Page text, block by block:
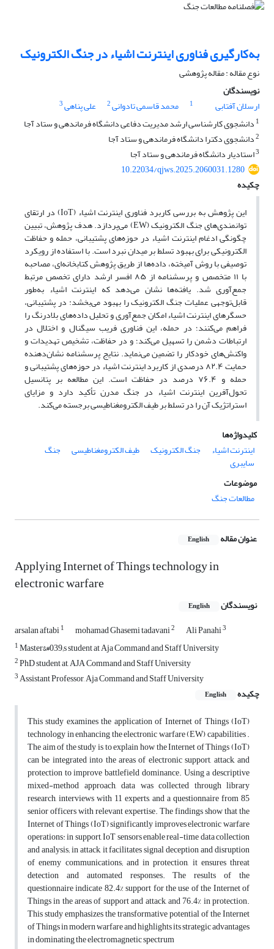
به‌کارگیری فناوری اینترنت اشیاء در جنگ الکترونیک
نوع مقاله : مقاله پژوهشی
نویسندگان
ارسلان آفتابی
1 محمد قاسمی تادوانی2 علی پناهی3
1 دانشجوی کارشناسی ارشد مدیریت دفاعی دانشگاه فرماندهی و ستاد آجا
2دانشجوی دکترا دانشگاه فرماندهی و ستاد آجا
3استادیار دانشگاه فرماندهی و ستاد آجا
10.22034/qjws.2025.2060031.1280
چکیده
این پژوهش به بررسی کاربرد فناوری اینترنت اشیاء (IoT) در ارتقای
توانمندی‌های جنگ الکترونیک (EW) می‌پردازد. هدف پژوهش، تبیین
چگونگی ادغام اینترنت اشیاء در حوزه‌های پشتیبانی، حمله و حفاظت
الکترونیکی برای بهبود تسلط بر میدان نبرد است. با استفاده از رویکرد
توصیفی با روش آمیخته، داده‌ها از طریق پژوهش کتابخانه‌ای، مصاحبه
با ۱۱ متخصص و پرسشنامه از ۸۵ افسر ارشد دارای تخصص مرتبط
جمع‌آوری شد. یافته‌ها نشان می‌دهد که اینترنت اشیاء به‌طور
قابل‌توجهی عملیات جنگ الکترونیک را بهبود می‌بخشد: در پشتیبانی،
حسگرهای اینترنت اشیاء امکان جمع‌آوری و تحلیل داده‌های بلادرنگ را
فراهم می‌کنند؛ در حمله، این فناوری فریب سیگنال و اختلال در
ارتباطات دشمن را تسهیل می‌کند؛ و در حفاظت، تشخیص تهدیدات و
واکنش‌های خودکار را تضمین می‌نماید. نتایج پرسشنامه نشان‌دهنده
حمایت ۸۲.۴ درصدی از کاربرد اینترنت اشیاء در حوزه‌های پشتیبانی و
حمله و ۷۶.۴ درصد در حفاظت است. این مطالعه بر پتانسیل
تحول‌آفرین اینترنت اشیاء در جنگ مدرن تأکید دارد و مزایای
استراتژیک آن را در تسلط بر طیف الکترومغناطیسی برجسته می‌کند.
کلیدواژه‌ها
اینترنت اشیاء
جنگ الکترونیک طیف الکترومغناطیسی جنگ
سایبری
موضوعات
مطالعات جنگ
عنوان مقاله English
Applying Internet of Things technology in
electronic warfare
نویسندگان English
arsalan aftabi1 mohamad Ghasemi tadavani2 Ali Panahi3
1Master&#039;s student at Aja Command and Staff University
2PhD student at, AJA Command and Staff University
3Assistant Professor, Aja Command and Staff University
چکیده
English
This study examines the application of Internet of Things (IoT)
technology in enhancing the electronic warfare (EW) capabilities .
The aim of the study is to explain how the Internet of Things (IoT)
can be integrated into the areas of electronic support, attack, and
protection to improve battlefield dominance. Using a descriptive
mixed-method approach, data was collected through library
research, interviews with 11 experts, and a questionnaire from 85
senior officers with relevant expertise. The findings show that the
Internet of Things (IoT) significantly improves electronic warfare
operations: in support, IoT sensors enable real-time data collection
and analysis; in attack, it facilitates signal deception and disruption
of enemy communications; and in protection, it ensures threat
detection and automated responses. The results of the
questionnaire indicate 82.4% support for the use of the Internet of
Things in the areas of support and attack, and 76.4% in protection.
This study emphasizes the transformative potential of the Internet
of Things in modern warfare and highlights its strategic advantages
in dominating the electromagnetic spectrum